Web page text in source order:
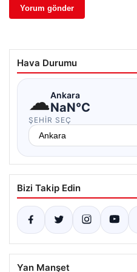
Hava Durumu
☁Ankara
NaN°C
ŞEHIR SEÇ
Bizi Takip Edin
Yan Manşet